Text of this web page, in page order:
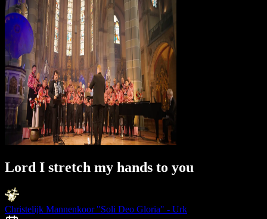
Lord I stretch my hands to you
Christelijk Mannenkoor "Soli Deo Gloria" - Urk